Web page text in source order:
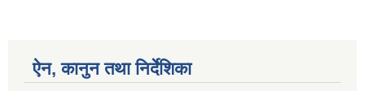
ऐन, कानुन तथा निर्देशिका